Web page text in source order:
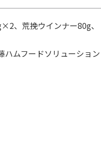
、荒挽ウインナー80g、
ムフードソリューション